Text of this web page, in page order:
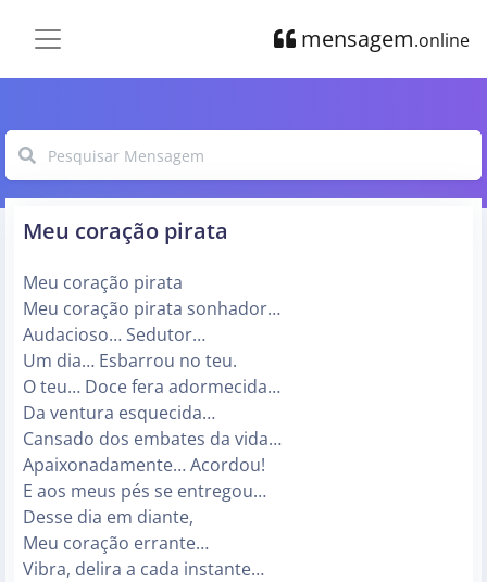
mensagem.online
Meu coração pirata
Meu coração pirata
Meu coração pirata sonhador…
Audacioso… Sedutor…
Um dia… Esbarrou no teu.
O teu… Doce fera adormecida…
Da ventura esquecida…
Cansado dos embates da vida…
Apaixonadamente… Acordou!
E aos meus pés se entregou…
Desse dia em diante,
Meu coração errante…
Vibra, delira a cada instante…